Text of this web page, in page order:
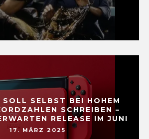
SELBST BEI HOHEM
SCHREIBEN –
RELEASE IM JUNI
17. MÄRZ 2025